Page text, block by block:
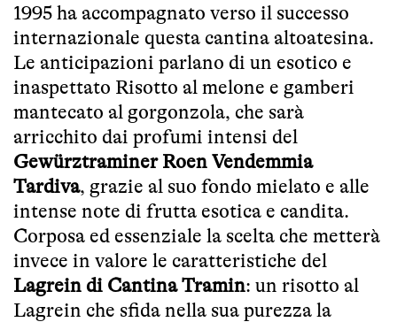
1995 ha accompagnato verso il successo
internazionale questa cantina altoatesina.
Le anticipazioni parlano di un esotico e
inaspettato Risotto al melone e gamberi
mantecato al gorgonzola, che sarà
arricchito dai profumi intensi del
Gewürztraminer Roen Vendemmia
Tardiva, grazie al suo fondo mielato e alle
intense note di frutta esotica e candita.
Corposa ed essenziale la scelta che metterà
invece in valore le caratteristiche del
Lagrein di Cantina Tramin: un risotto al
Lagrein che sfida nella sua purezza la